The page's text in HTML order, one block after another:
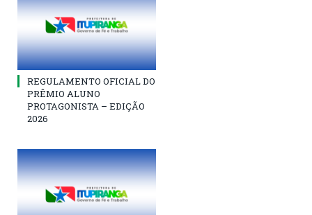
REGULAMENTO OFICIAL DO
PRÊMIO ALUNO
PROTAGONISTA – EDIÇÃO
2026